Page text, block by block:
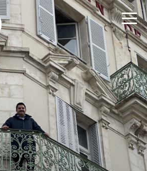
Ad2T
:
Tourisme
et
Territoires
du
Cher